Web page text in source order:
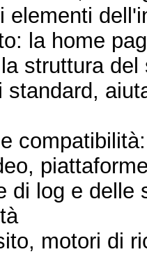
elementi
la home
struttura
standard,
di log e delle
motori di